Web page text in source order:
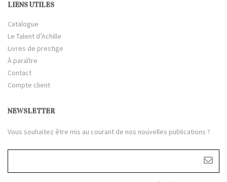
LIENS UTILES
Catalogue
Le Talent d’Achille
Livres de prestige
À paraître
Contact
Compte client
NEWSLETTER
Vous souhaitez être mis au courant de nos nouvelles publications ?